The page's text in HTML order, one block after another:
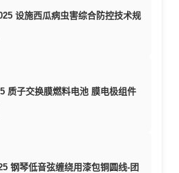
设施西瓜病虫害综合防控技术规
质子交换膜燃料电池 膜电极组件
钢琴低音弦缠绕用漆包铜圆线-团